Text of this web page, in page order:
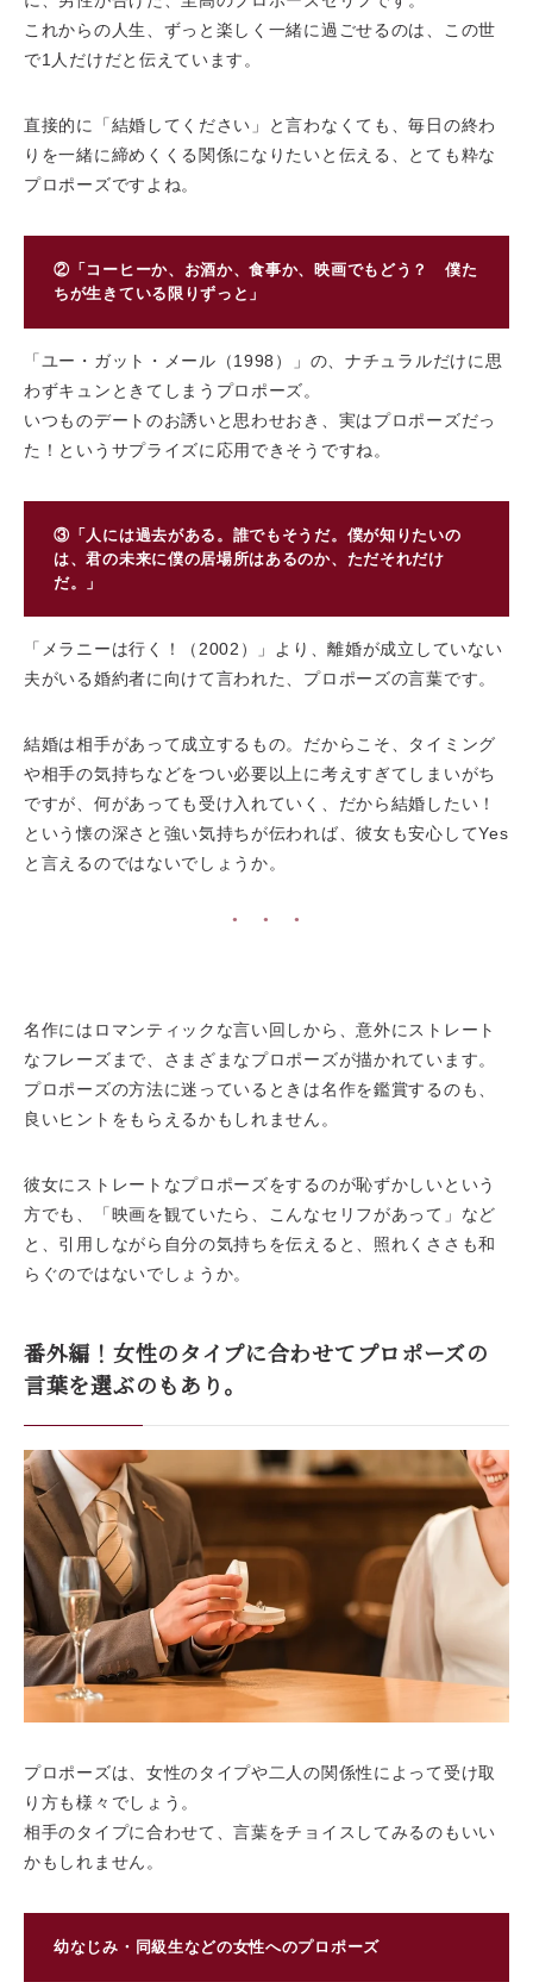
これからの人生、ずっと楽しく一緒に過ごせるのは、この世
で1人だけだと伝えています。
直接的に「結婚してください」と言わなくても、毎日の終わ
りを一緒に締めくくる関係になりたいと伝える、とても粋な
プロポーズですよね。
②「コーヒーか、お酒か、食事か、映画でもどう？ 僕た
ちが生きている限りずっと」
「ユー・ガット・メール（1998）」の、ナチュラルだけに思
わずキュンときてしまうプロポーズ。
いつものデートのお誘いと思わせおき、実はプロポーズだっ
た！というサプライズに応用できそうですね。
③「人には過去がある。誰でもそうだ。僕が知りたいの
は、君の未来に僕の居場所はあるのか、ただそれだけ
だ。」
「メラニーは行く！（2002）」より、離婚が成立していない
夫がいる婚約者に向けて言われた、プロポーズの言葉です。
結婚は相手があって成立するもの。だからこそ、タイミング
や相手の気持ちなどをつい必要以上に考えすぎてしまいがち
ですが、何があっても受け入れていく、だから結婚したい！
という懐の深さと強い気持ちが伝われば、彼女も安心してYes
と言えるのではないでしょうか。
● ● ●
名作にはロマンティックな言い回しから、意外にストレート
なフレーズまで、さまざまなプロポーズが描かれています。
プロポーズの方法に迷っているときは名作を鑑賞するのも、
良いヒントをもらえるかもしれません。
彼女にストレートなプロポーズをするのが恥ずかしいという
方でも、「映画を観ていたら、こんなセリフがあって」など
と、引用しながら自分の気持ちを伝えると、照れくささも和
らぐのではないでしょうか。
番外編！女性のタイプに合わせてプロポーズの
言葉を選ぶのもあり。
プロポーズは、女性のタイプや二人の関係性によって受け取
り方も様々でしょう。
相手のタイプに合わせて、言葉をチョイスしてみるのもいい
かもしれません。
幼なじみ・同級生などの女性へのプロポーズ